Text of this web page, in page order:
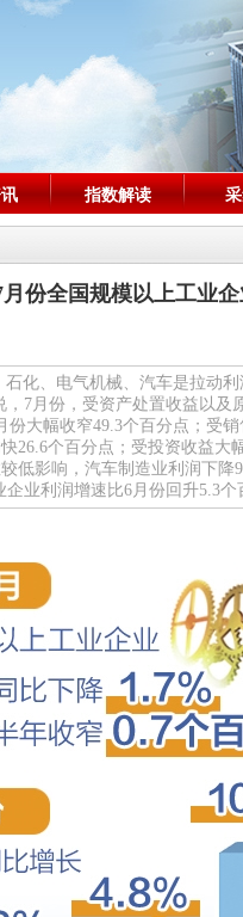
指数解读
月份全国规模以上工业
化、电气机械、汽车是拉动
，7月份，受资产处置收益以
份大幅收窄49.3个百分点；受
26.6个百分点；受投资收益
低影响，汽车制造业利润下
业利润增速比6月份回升5.3个